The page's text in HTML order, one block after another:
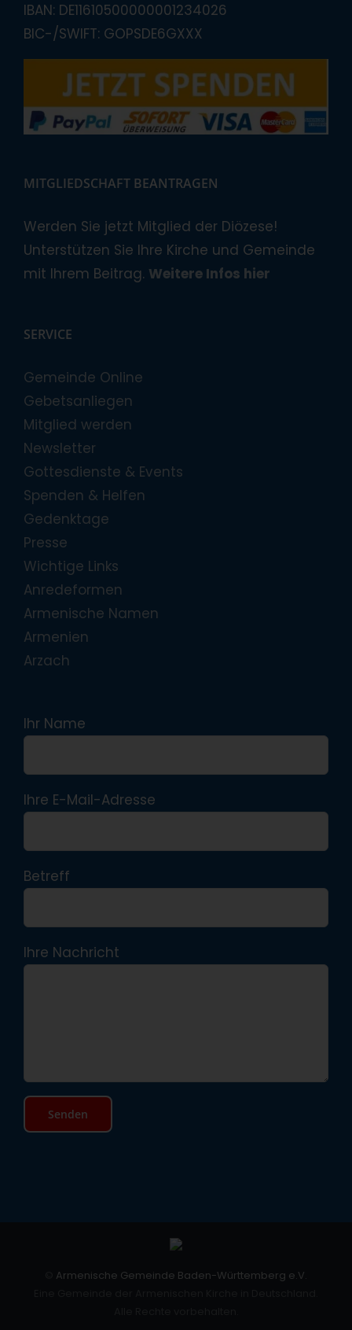
IBAN: DE11610500000001234026
BIC-/SWIFT: GOPSDE6GXXX
MITGLIEDSCHAFT BEANTRAGEN
Werden Sie jetzt Mitglied der Diözese!
Unterstützen Sie Ihre Kirche und Gemeinde
mit Ihrem Beitrag. Weitere Infos hier
SERVICE
Gemeinde Online
Gebetsanliegen
Mitglied werden
Newsletter
Gottesdienste & Events
Spenden & Helfen
Gedenktage
Presse
Wichtige Links
Anredeformen
Armenische Namen
Armenien
Arzach
Ihr Name
Ihre E-Mail-Adresse
Betreff
Ihre Nachricht
Armenische Gemeinde Baden-Württemberg e.V.